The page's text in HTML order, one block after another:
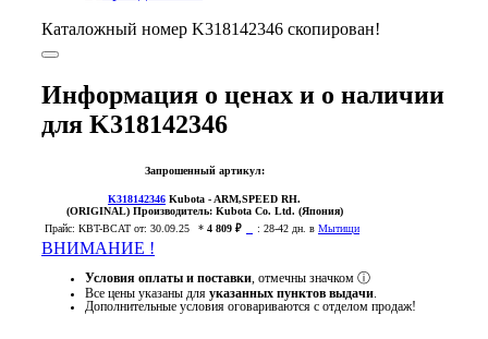
Каталожный номер K318142346 скопирован!
Информация о ценах и о наличии
для K318142346
Запрошенный артикул:
K318142346 Kubota - ARM,SPEED RH.
(ORIGINAL)Производитель: Kubota Co. Ltd. (Япония)
Прайс: KBT-BCAT от: 30.09.25 * 4 809 ₽ : 28-42 дн. в Мытищи
ВНИМАНИЕ !
Условия оплаты и поставки , отмечны значком ⓘ
Все цены указаны для указанных пунктов выдачи
Дополнительные условия оговариваются с отделом продаж!